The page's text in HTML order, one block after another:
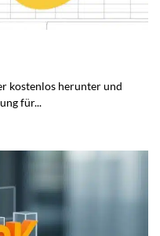
kostenlos herunter und
für...